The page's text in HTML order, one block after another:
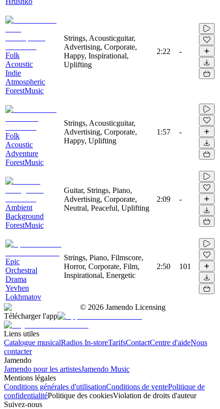
Folk
Acoustic
Indie
Atmospheric
ForestMusic
Strings, Acousticguitar,
Advertising, Corporate,
Happy, Inspirational,
Uplifting
2:22 -
Folk
Acoustic
Adventure
ForestMusic
Strings, Acousticguitar,
Advertising, Corporate,
Happy, Uplifting
1:57 -
Ambient
Background
ForestMusic
Guitar, Strings, Piano,
Advertising, Corporate,
Neutral, Peaceful, Uplifting
2:09 -
Epic
Orchestral
Drama
Yevhen
Lokhmatov
Strings, Piano, Filmscore,
Horror, Corporate, Film,
Inspirational, Energetic
2:50 101
© 2026 Jamendo Licensing
Télécharger l'app
Liens utiles
Catalogue musicalRadios In-storeTarifsContactCentre d'aideNous
contacter
Jamendo
Jamendo pour les artistesJamendo Music
Mentions légales
Conditions générales d'utilisationConditions de ventePolitique de
confidentialitéPolitique des cookiesViolation de droits d'auteur
Suivez-nous